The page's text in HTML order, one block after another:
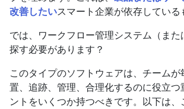
改善したいスマート企業が依存している
では、ワークフロー管理システム（また
探す必要があります？
このタイプのソフトウェアは、チーム
置、追跡、管理、合理化するのに役立つ
ントをいくつか持つべきです。以下は、